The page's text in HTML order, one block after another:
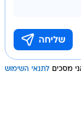
מסכים לתנאי השימוש